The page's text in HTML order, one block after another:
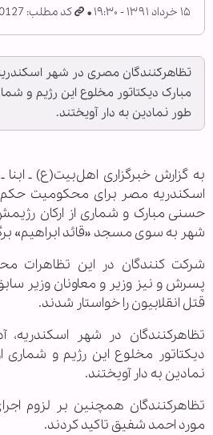
۱۵ خرداد ۱۳۹۱ - ۱۹:۳۰ کد مطلب: 320127
تظاهرکنندگان مصری در شهر
مبارک دیکتاتور مخلوع این رژیم و
طور نمادین به دار آویختند.
به گزارش خبرگزاری اهل‌بیت(ع) ـ
اسکندریه مصر برای محکومیت
حسنی مبارک و شماری از ارکان
شهر به سوی مسجد «قائد ابراهیم»
شرکت کنندگان در این تظاهرات
پسرش و نیز وزیر و معاونان وزیر
قتل انقلابیون را خواستار شدند.
تظاهرکنندگان در شهر
دیکتاتور مخلوع این رژیم و شماری
نمادین به دار آویختند.
تظاهرکنندگان همچنین بر لزوم
مورد احمد شفیق تاکید کردند.